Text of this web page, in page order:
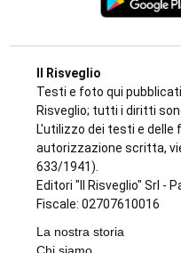
Il Risveglio
Testi e foto qui pubblicati
Risveglio; tutti i diritti
L'utilizzo dei testi e delle
autorizzazione scritta,
633/1941).
Editori "Il Risveglio" Srl -